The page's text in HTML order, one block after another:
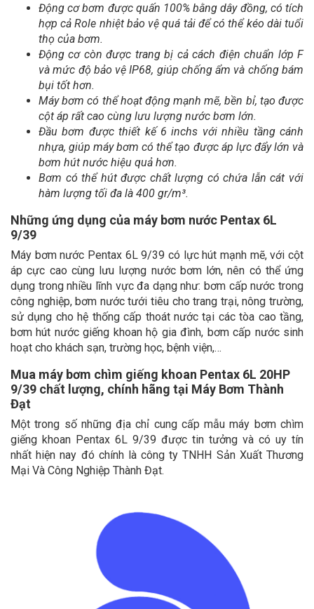
Động cơ bơm được quấn 100% bằng dây đồng, có tích
hợp cả Role nhiệt bảo vệ quá tải để có thể kéo dài tuổi
thọ của bơm.
Động cơ còn được trang bị cả cách điện chuẩn lớp F
và mức độ bảo vệ IP68, giúp chống ẩm và chống bám
bụi tốt hơn.
Máy bơm có thể hoạt động mạnh mẽ, bền bỉ, tạo được
cột áp rất cao cùng lưu lượng nước bơm lớn.
Đầu bơm được thiết kế 6 inchs với nhiều tầng cánh
nhựa, giúp máy bơm có thể tạo được áp lực đẩy lớn và
bơm hút nước hiệu quả hơn.
Bơm có thể hút được chất lượng có chứa lẫn cát với
hàm lượng tối đa là 400 gr/m³.
Những ứng dụng của máy bơm nước Pentax 6L
9/39
Máy bơm nước Pentax 6L 9/39 có lực hút mạnh mẽ, với cột
áp cực cao cùng lưu lượng nước bơm lớn, nên có thể ứng
dụng trong nhiều lĩnh vực đa dạng như: bơm cấp nước trong
công nghiệp, bơm nước tưới tiêu cho trang trại, nông trường,
sử dụng cho hệ thống cấp thoát nước tại các tòa cao tầng,
bơm hút nước giếng khoan hộ gia đình, bơm cấp nước sinh
hoạt cho khách sạn, trường học, bệnh viện,…
Mua máy bơm chìm giếng khoan Pentax 6L 20HP
9/39 chất lượng, chính hãng tại Máy Bơm Thành
Đạt
Một trong số những địa chỉ cung cấp mẫu máy bơm chìm
giếng khoan Pentax 6L 9/39 được tin tưởng và có uy tín
nhất hiện nay đó chính là công ty TNHH Sản Xuất Thương
Mại Và Công Nghiệp Thành Đạt.